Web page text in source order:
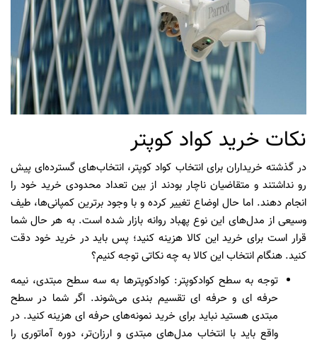
نکات خرید کواد کوپتر
در گذشته خریداران برای انتخاب کواد کوپتر، انتخاب‌های گسترده‌ای پیش
رو نداشتند و متقاضیان ناچار بودند از بین تعداد محدودی خرید خود را
انجام دهند. اما حال اوضاع تغییر کرده و با وجود برترین کمپانی‌ها، طیف
وسیعی از مدل‌های این نوع پهباد روانه بازار شده است. به هر حال شما
قرار است برای خرید این کالا هزینه کنید؛ پس باید در خرید خود دقت
کنید. هنگام انتخاب این کالا به چه نکاتی توجه کنیم؟
توجه به سطح کوادکوپتر: کوادکوپتر‌ها به سه سطح مبتدی، نیمه
حرفه ای و حرفه ای تقسیم بندی می‌شوند. اگر شما در سطح
مبتدی هستید نباید برای خرید نمونه‌های حرفه ای هزینه کنید. در
واقع باید با انتخاب مدل‌های مبتدی و ارزان‌تر، دوره آماتوری را